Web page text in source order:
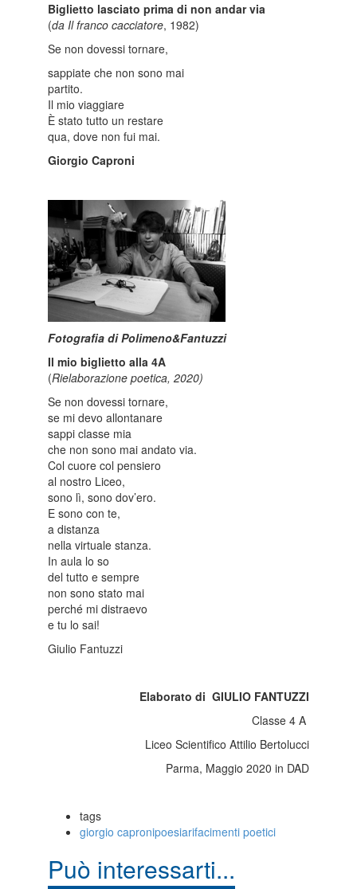
Biglietto lasciato prima di non andar via
(da Il franco cacciatore, 1982)
Se non dovessi tornare,
sappiate che non sono mai
partito.
Il mio viaggiare
È stato tutto un restare
qua, dove non fui mai.
Giorgio Caproni
Fotografia di Polimeno&Fantuzzi
Il mio biglietto alla 4A
(Rielaborazione poetica, 2020)
Se non dovessi tornare,
se mi devo allontanare
sappi classe mia
che non sono mai andato via.
Col cuore col pensiero
al nostro Liceo,
sono lì, sono dov’ero.
E sono con te,
a distanza
nella virtuale stanza.
In aula lo so
del tutto e sempre
non sono stato mai
perché mi distraevo
e tu lo sai!
Giulio Fantuzzi
Elaborato di GIULIO FANTUZZI
Classe 4 A
Liceo Scientifico Attilio Bertolucci
Parma, Maggio 2020 in DAD
tags
giorgio capronipoesiarifacimenti poetici
Può interessarti...